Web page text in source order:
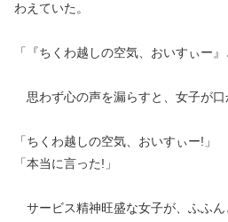
わえていた。
「『ちくわ越しの空気、おいすぃー
思わず心の声を漏らすと、女子が口
「ちくわ越しの空気、おいすぃー!」
「本当に言った!」
サービス精神旺盛な女子が、ふふん